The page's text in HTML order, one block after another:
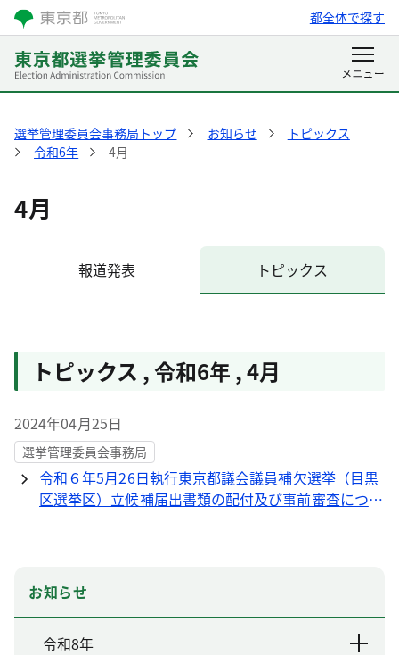
都全体で探す
選挙管理委員会事務局トップ お知らせ
トピックス
令和6年
4月
4月
報道発表 トピックス
トピックス ,令和6年 ,4月
2024年04月25日
選挙管理委員会事務局
令和６年5月26日執行東京都議会議員補欠選挙（目黒
区選挙区）立候補届出書類の配付及び事前審査につい
お知らせ
令和8年